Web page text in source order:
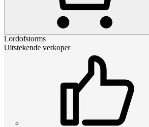
Lordofstorms
Uitstekende verkoper